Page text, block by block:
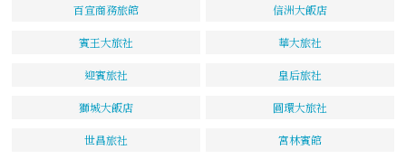
百宣商務旅館 信洲大飯店
賓王大旅社 華大旅社
迎賓旅社 皇后旅社
獅城大飯店 圓環大旅社
世昌旅社 宮林賓館